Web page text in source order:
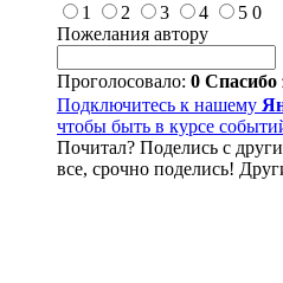
1
2 3 4 5 0
Пожелания автору
Проголосовало: 0 Спасибо
Подключитесь к нашему
чтобы быть в курсе
Почитал? Поделись с
все, срочно поделись!